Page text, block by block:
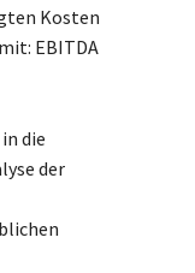
Kosten
EBITDA
die
der